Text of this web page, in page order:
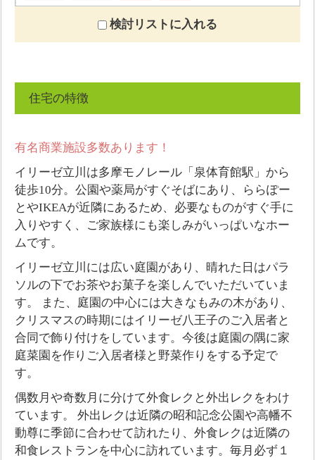
検討リストに入れる
住宅の特徴
有名商業施設多数あります！
イリーゼ立川は多摩モノレール「泉体育館駅」から
徒歩10分。公園や薬局がすぐそばにあり、ららぽー
とやIKEAが近隣にあるため、必要なものがすぐ手に
入りやすく、ご家族様にも楽しみがいっぱいなホー
ムです。
イリーゼ立川には広い庭園があり、晴れた日はパラ
ソルの下でお茶やお菓子を楽しんでいただいていま
す。 また、庭園の中心には大きなもみの木があり、
クリスマスの時期にはイリーゼ八王子のご入居者と
合同で飾り付けをしています。今後は庭園の隅に家
庭菜園を作りご入居者様と野菜作りをする予定で
す。
偶数月や奇数月に分けて外食レクと外出レクをわけ
ています。 外出レクは近隣の昭和記念公園や高幡不
動尊に季節に合わせて訪れたり、外食レクは近隣の
和食レストランを中心に訪れています。毎月必ず１